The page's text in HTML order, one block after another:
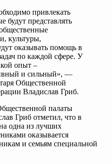
привлекать
будут представлять
культуры,
оказывать помощь в
по каждой сфере. У
опыт –
и сильный», —
Общественной
Владислав Гриб.
палаты
Гриб отметил, что в
одна из лучших
оказывается
и семьям специальной